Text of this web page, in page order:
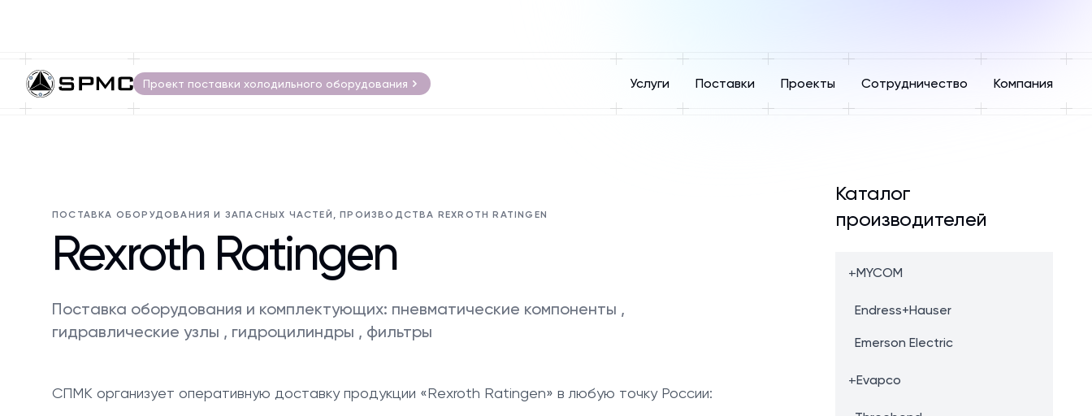
Проект поставки холодильного оборудования Услуги Поставки Проекты Сотрудничество Компания
ПОСТАВКА ОБОРУДОВАНИЯ И ЗАПАСНЫХ ЧАСТЕЙ, ПРОИЗВОДСТВА REXROTH RATINGEN
Rexroth Ratingen
Поставка оборудования и комплектующих: пневматические компоненты ,
гидравлические узлы , гидроцилиндры , фильтры
СПМК организует оперативную доставку продукции «Rexroth Ratingen» в любую точку России:
Каталог
производителей
+MYCOM
Endress+Hauser
Emerson Electric
+Evapco